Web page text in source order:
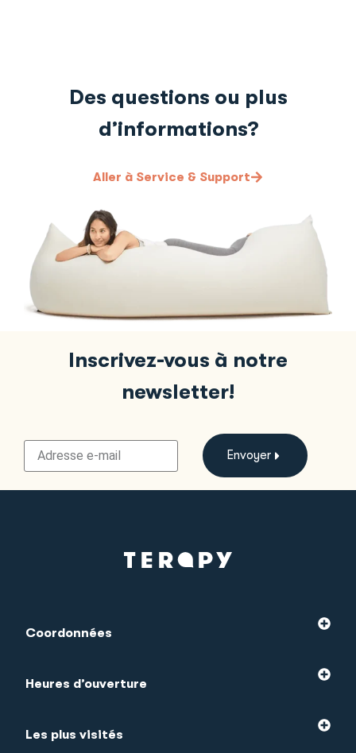
Des questions ou plus
d’informations?
Aller à Service & Support
Inscrivez-vous à notre
newsletter!
Envoyer
Coordonnées
Heures d’ouverture
Les plus visités